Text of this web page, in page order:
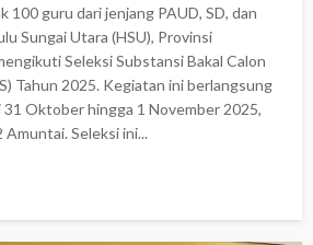
100 guru dari jenjang PAUD, SD, dan
Sungai Utara (HSU), Provinsi
Seleksi Substansi Bakal Calon
Tahun 2025. Kegiatan ini berlangsung
31 Oktober hingga 1 November 2025,
Seleksi ini...